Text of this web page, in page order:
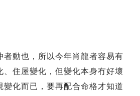
者動也，所以今年肖龍者容易有
、住屋變化，但變化本身冇好壞
變化而已，要再配合命格才知道